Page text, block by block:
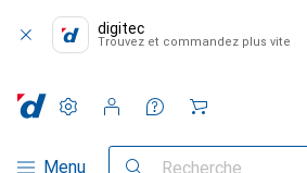
digitec
Trouvez et commandez plus vite
Navigation par catégorie
Menu Recherche
Paramètres
Compte client
Listes de comparaison
Listes d'envies
Panier